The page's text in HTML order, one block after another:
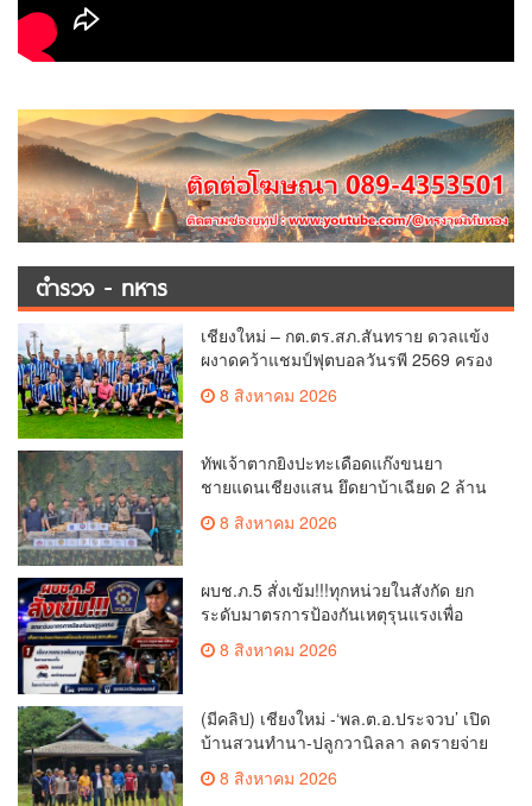
ตำรวจ - ทหาร
เชียงใหม่ – กต.ตร.สภ.สันทราย ดวลแข้ง
ผงาดคว้าแชมป์ฟุตบอลวันรพี 2569 ครอง
8 สิงหาคม 2026
ทัพเจ้าตากยิงปะทะเดือดแก๊งขนยา
ชายแดนเชียงแสน ยึดยาบ้าเฉียด 2 ล้าน
8 สิงหาคม 2026
ผบช.ภ.5 สั่งเข้ม!!!ทุกหน่วยในสังกัด ยก
ระดับมาตรการป้องกันเหตุรุนแรงเพื่อ
ความปลอดภัยของประชาชนและสถาน
ศึกษา8 สิงหาคม 2026
(มีคลิป) เชียงใหม่ -‘พล.ต.อ.ประจวบ’ เปิด
บ้านสวนทำนา-ปลูกวานิลลา ลดรายจ่าย
8 สิงหาคม 2026